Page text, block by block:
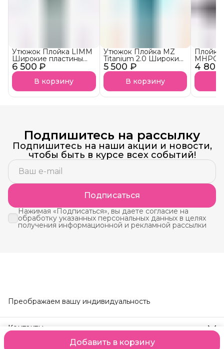
Добавить в корзину
6 500 ₽
Утюжок Плойка LIMM
Широкие пластины
для кератина и
ботокса
В корзину
5 500 ₽
Утюжок Плойка MZ
Titanium 2.0 Широкие
пластины для
кератина и ботокса
В корзину
4 800
Плойка
MHPC-
Подпишитесь на рассылку
Подпишитесь на наши акции и новости,
чтобы быть в курсе всех событий!
Подписаться
Нажимая «Подписаться», вы даете согласие на
обработку указанных персональных данных в целях
получения информационной и рекламной рассылки
Преображаем вашу индивидуальность
Контакты